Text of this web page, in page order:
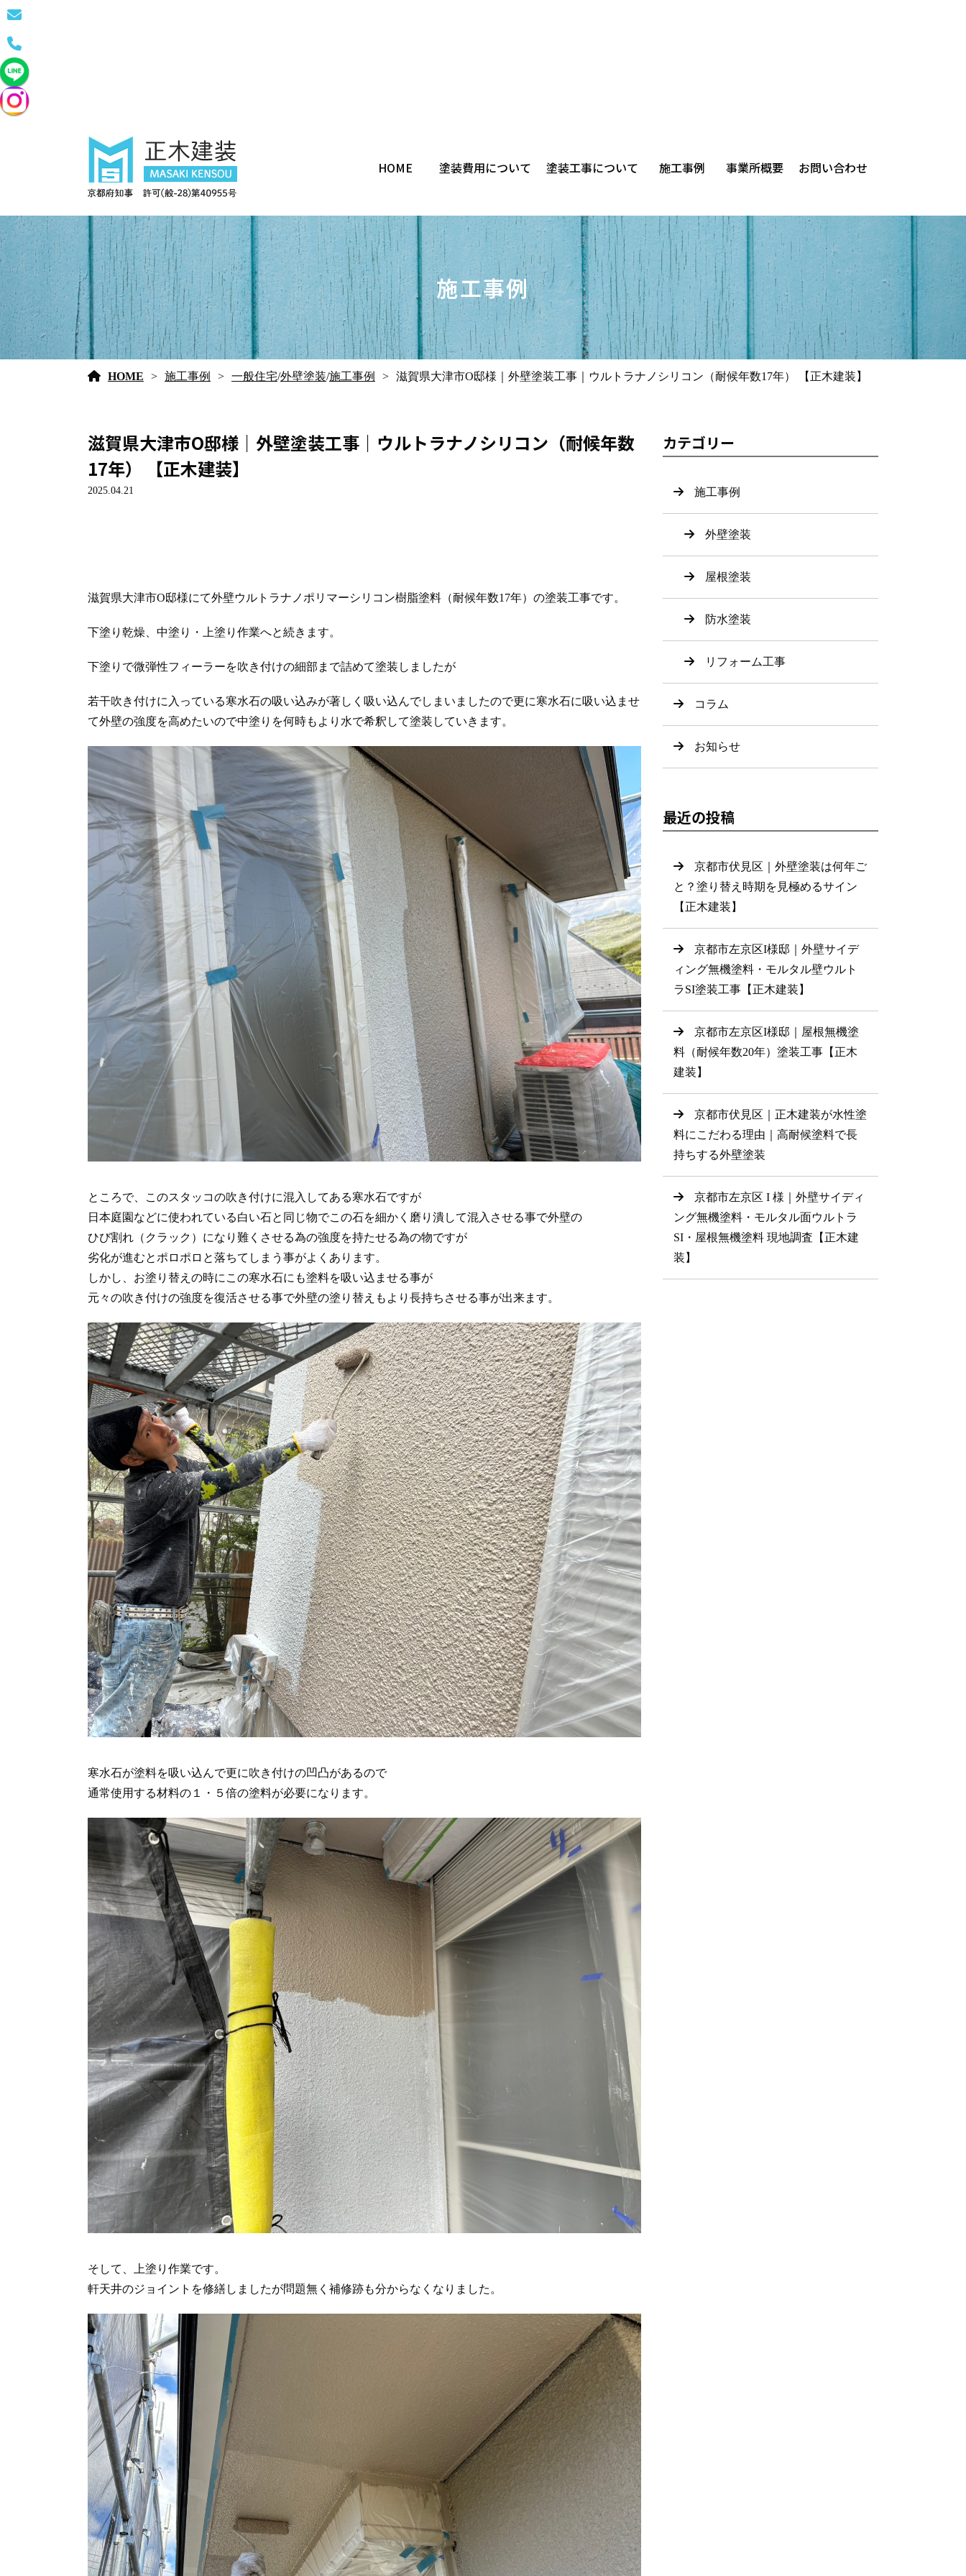
HOME 塗装費用について 塗装工事について 施工事例 事業所概要 お問い合わせ
施工事例
HOME 施工事例 一般住宅/外壁塗装/施工事例 滋賀県大津市O邸様｜外壁塗装工事｜ウルトラナノシリコン（耐候年数17年） 【正木建装】
滋賀県大津市O邸様｜外壁塗装工事｜ウルトラナノシリコン（耐候年数
17年） 【正木建装】
2025.04.21
滋賀県大津市O邸様にて外壁ウルトラナノポリマーシリコン樹脂塗料（耐候年数17年）の塗装工事です。
下塗り乾燥、中塗り・上塗り作業へと続きます。
下塗りで微弾性フィーラーを吹き付けの細部まで詰めて塗装しましたが
若干吹き付けに入っている寒水石の吸い込みが著しく吸い込んでしまいましたので更に寒水石に吸い込ませ
て外壁の強度を高めたいので中塗りを何時もより水で希釈して塗装していきます。
ところで、このスタッコの吹き付けに混入してある寒水石ですが
日本庭園などに使われている白い石と同じ物でこの石を細かく磨り潰して混入させる事で外壁の
ひび割れ（クラック）になり難くさせる為の強度を持たせる為の物ですが
劣化が進むとポロポロと落ちてしまう事がよくあります。
しかし、お塗り替えの時にこの寒水石にも塗料を吸い込ませる事が
元々の吹き付けの強度を復活させる事で外壁の塗り替えもより長持ちさせる事が出来ます。
寒水石が塗料を吸い込んで更に吹き付けの凹凸があるので
通常使用する材料の１・５倍の塗料が必要になります。
そして、上塗り作業です。
軒天井のジョイントを修繕しましたが問題無く補修跡も分からなくなりました。
カテゴリー
施工事例
外壁塗装
屋根塗装
防水塗装
リフォーム工事
コラム
お知らせ
最近の投稿
京都市伏見区｜外壁塗装は何年ご
と？塗り替え時期を見極めるサイン
【正木建装】
京都市左京区I様邸｜外壁サイデ
ィング無機塗料・モルタル壁ウルト
ラSI塗装工事【正木建装】
京都市左京区I様邸｜屋根無機塗
料（耐候年数20年）塗装工事【正木
建装】
京都市伏見区｜正木建装が水性塗
料にこだわる理由｜高耐候塗料で長
持ちする外壁塗装
京都市左京区 I 様｜外壁サイディ
ング無機塗料・モルタル面ウルトラ
SI・屋根無機塗料 現地調査【正木建
装】